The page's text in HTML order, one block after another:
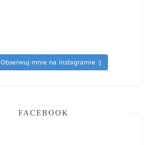
Obserwuj mnie na instagramie :)
FACEBOOK